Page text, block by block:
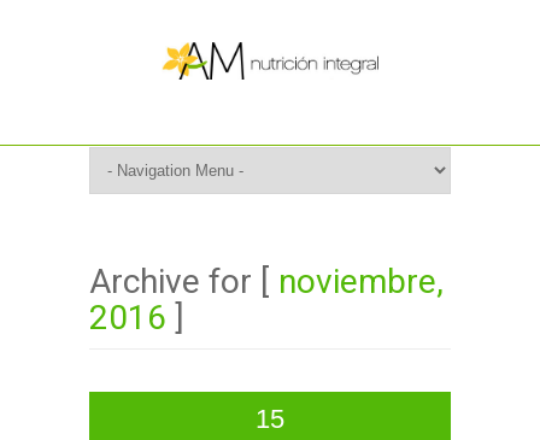
Archive for [ noviembre,
2016 ]
15